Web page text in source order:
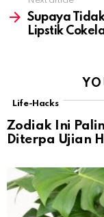
Supaya
Lipstik
Life-Hacks
Zodiak Ini
Diterpa Ujian